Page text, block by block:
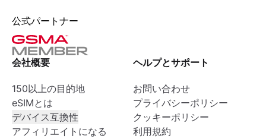
公式パートナー
会社概要
150以上の目的地
eSIMとは
デバイス互換性
アフィリエイトになる
ヘルプとサポート
お問い合わせ
プライバシーポリシー
クッキーポリシー
利用規約